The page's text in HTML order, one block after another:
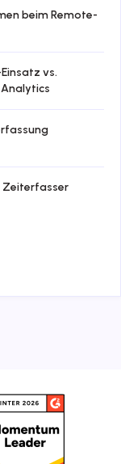
beim Remote-
vs.
Zeiterfasser